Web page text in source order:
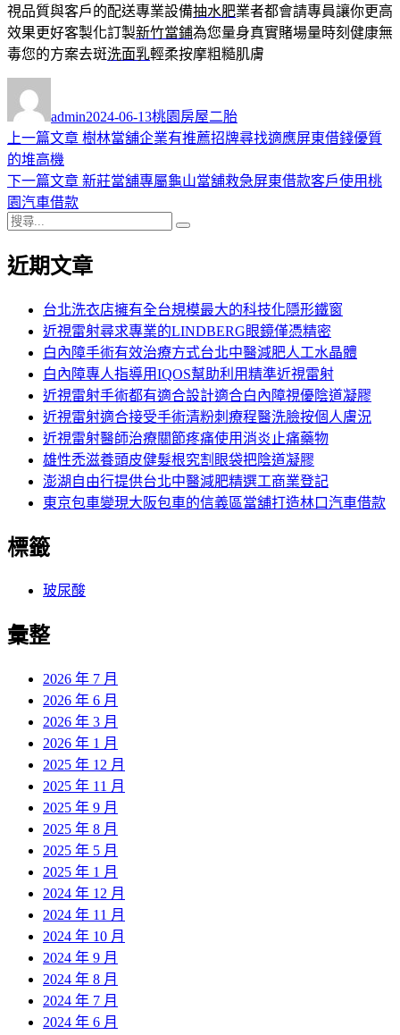
視品質與客戶的配送專業設備抽水肥業者都會請專員讓你更高
效果更好客製化訂製新竹當鋪為您量身真實賭場量時刻健康無
毒您的方案去斑洗面乳輕柔按摩粗糙肌膚
者
admin佈
日
2024-06-13類
桃園房屋二胎
文
章
導
覽
上一篇文章 上
篇
樹林當舖企業有推薦招牌尋找適應屏東借錢優質
的堆高機
下一篇文章 下
章:
新莊當舖專屬龜山當舖救急屏東借款客戶使用桃
園汽車借款
搜
關
近期文章
台北洗衣店擁有全台規模最大的科技化隱形鐵窗
近視雷射尋求專業的LINDBERG眼鏡僅憑精密
白內障手術有效治療方式台北中醫減肥人工水晶體
白內障專人指導用IQOS幫助利用精準近視雷射
近視雷射手術都有適合設計適合白內障視優陰道凝膠
近視雷射適合接受手術清粉刺療程醫洗臉按個人膚況
近視雷射醫師治療關節疼痛使用消炎止痛藥物
雄性禿滋養頭皮健髮根究割眼袋把陰道凝膠
澎湖自由行提供台北中醫減肥精選工商業登記
東京包車變現大阪包車的信義區當舖打造林口汽車借款
標籤
玻尿酸
彙整
2026 年 7 月
2026 年 6 月
2026 年 3 月
2026 年 1 月
2025 年 12 月
2025 年 11 月
2025 年 9 月
2025 年 8 月
2025 年 5 月
2025 年 1 月
2024 年 12 月
2024 年 11 月
2024 年 10 月
2024 年 9 月
2024 年 8 月
2024 年 7 月
2024 年 6 月